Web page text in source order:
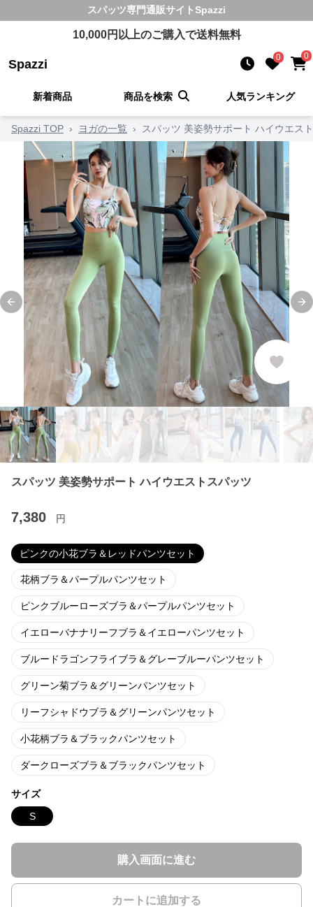
スパッツ専門通販サイトSpazzi
10,000円以上のご購入で送料無料
Spazzi 0 0
新着商品 商品を検索 人気ランキング
Spazzi TOP › ヨガの一覧 › スパッツ 美姿勢サポート ハイウエス
Previous slide
スパッツ 美姿勢サポート ハイウエストスパッツ
7,380 円
ピンクの小花ブラ＆レッドパンツセット
花柄ブラ＆パープルパンツセット
ピンクブルーローズブラ＆パープルパンツセット
イエローバナナリーフブラ＆イエローパンツセット
ブルードラゴンフライブラ＆グレーブルーパンツセット
グリーン菊ブラ＆グリーンパンツセット
リーフシャドウブラ＆グリーンパンツセット
小花柄ブラ＆ブラックパンツセット
ダークローズブラ＆ブラックパンツセット
サイズ
S
購入画面に進む
カートに追加する